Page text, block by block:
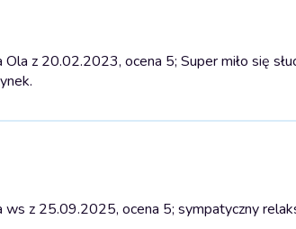
z 20.02.2023, ocena 5; Super miło się
ws z 25.09.2025, ocena 5; sympatyczny